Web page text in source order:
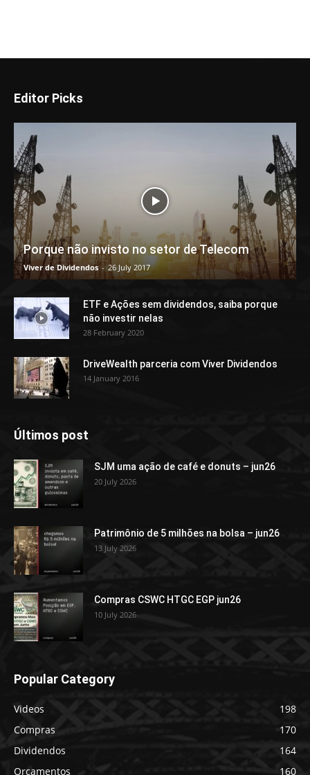
Editor Picks
Porque não invisto no setor de Telecom
Viver de Dividendos - 26 July 2017
ETF e Ações sem dividendos, saiba porque
não investir nelas
28 February 2020
DriveWealth parceria com Viver Dividendos
14 January 2016
Últimos post
SJM uma ação de café e donuts – jun26
20 July 2026
Patrimônio de 5 milhões na bolsa – jun26
13 July 2026
Compras CSWC HTGC EGP jun26
10 July 2026
Popular Category
Videos
198
Compras
170
Dividendos
164
Orçamentos
160